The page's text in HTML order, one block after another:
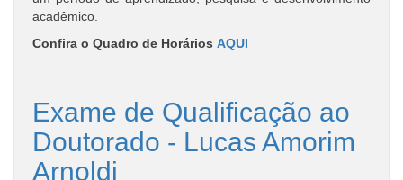
acadêmico.
Confira o Quadro de Horários AQUI
Exame de Qualificação ao
Doutorado - Lucas Amorim
Arnoldi